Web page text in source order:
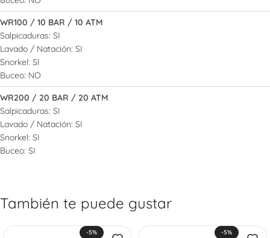
WR100 / 10 BAR / 10 ATM
Salpicaduras: SI
Lavado / Natación: SI
Snorkel: SI
Buceo: NO
WR200 / 20 BAR / 20 ATM
Salpicaduras: SI
Lavado / Natación: SI
Snorkel: SI
Buceo: SI
También te puede gustar
-5% -5%